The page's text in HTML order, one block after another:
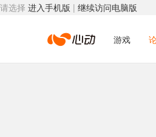
请选择 进入手机版 | 继续访问电脑版
心 游戏